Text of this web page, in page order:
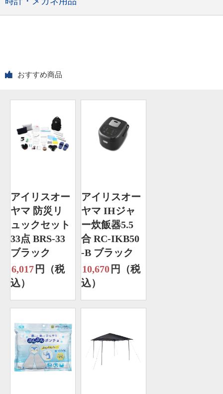
おすすめ商品
アイリスオー
ヤマ 防災リ
ュックセット
33点 BRS-33
ブラック
6,017 円（税
込）
アイリスオー
ヤマ IHジャ
ー炊飯器5.5
合 RC-IKB50
-B ブラック
10,670 円（税
込）